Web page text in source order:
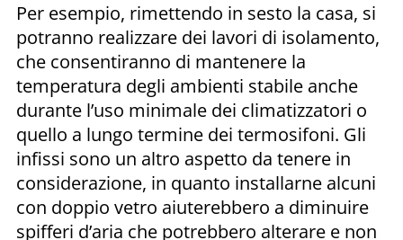
Per esempio, rimettendo in sesto la casa, si
potranno realizzare dei lavori di isolamento,
che consentiranno di mantenere la
temperatura degli ambienti stabile anche
durante l’uso minimale dei climatizzatori o
quello a lungo termine dei termosifoni. Gli
infissi sono un altro aspetto da tenere in
considerazione, in quanto installarne alcuni
con doppio vetro aiuterebbero a diminuire
spifferi d’aria che potrebbero alterare e non